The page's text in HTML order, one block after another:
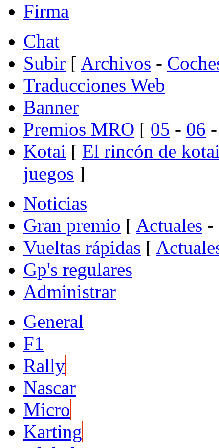
Firma
Chat
Subir [ Archivos -
Traducciones Web
Banner
Premios MRO [ 05 - 06
Kotai [ El rincón de
juegos ]
Noticias
Gran premio [ Actuales -
Vueltas rápidas [
Gp's regulares
Administrar
General
F1
Rally
Nascar
Micro
Karting